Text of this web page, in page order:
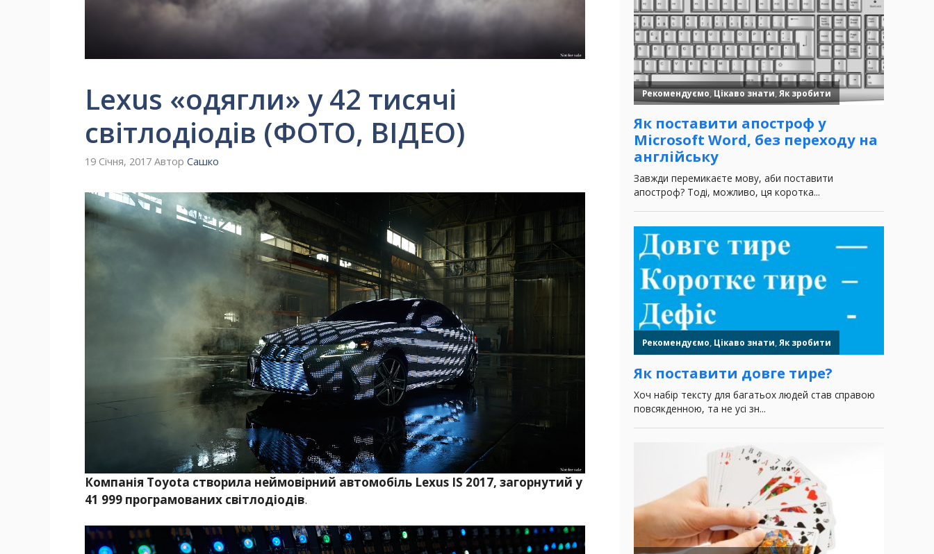
Lexus «одягли» у 42 тисячі
світлодіодів (ФОТО, ВІДЕО)
19 Січня, 2017 Автор Сашко
Компанія Toyota створила неймовірний автомобіль Lexus IS 2017, загорнутий у
41 999 програмованих світлодіодів.